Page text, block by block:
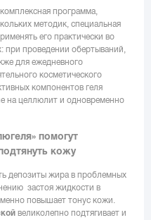
программа,
методик, специальная
его практически во
при проведении обертываний,
для ежедневного
косметического
компонентов геля
на целлюлит и одновременно
помогут
кожу
депозиты жира в проблемных
застоя жидкости в
повышает тонус кожи.
великолепно подтягивает и